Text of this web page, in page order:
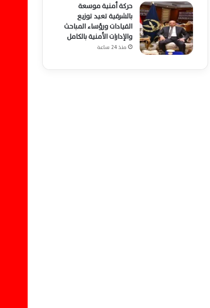
حركة أمنية موسعة
بالشرقية تعيد توزيع
القيادات ورؤساء المباحث
والإدارات الأمنية بالكامل
منذ 24 ساعة